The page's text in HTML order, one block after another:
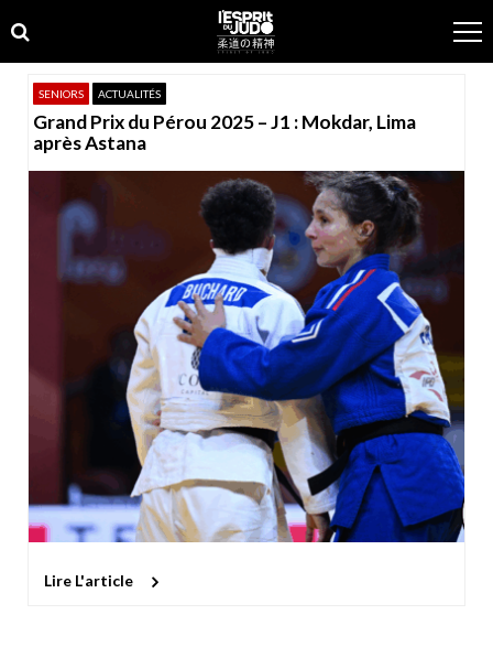
to
navigation
to
content
SENIORS ACTUALITÉS
Grand Prix du Pérou 2025 – J1 : Mokdar, Lima
après Astana
Lire L'article